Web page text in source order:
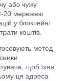
або чужу
20 мережею
у блокчейні
коштів.
метод
щоб їхня
ця адреса